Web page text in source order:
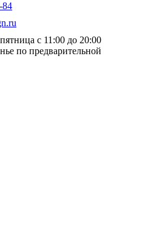
84
с 11:00 до 20:00
по предварительной